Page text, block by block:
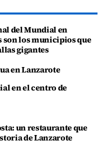
del Mundial en
son los municipios que
gigantes
en Lanzarote
en el centro de
un restaurante que
de Lanzarote